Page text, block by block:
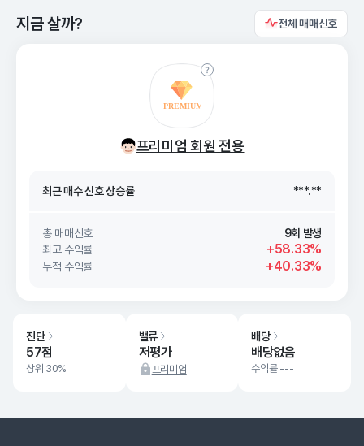
지금 살까? 전체 매매신호
프리미엄 회원 전용
26. 08/09
최근 매수 신호 상승률 ***.**
최근 매수 신호 ***.**
총 매매신호
9회 발생
최고 수익률
+58.33%
누적 수익률 +40.33%
진단
57점
상위 30%
밸류
저평가
프리미엄
배당
배당없음
수익률 ---